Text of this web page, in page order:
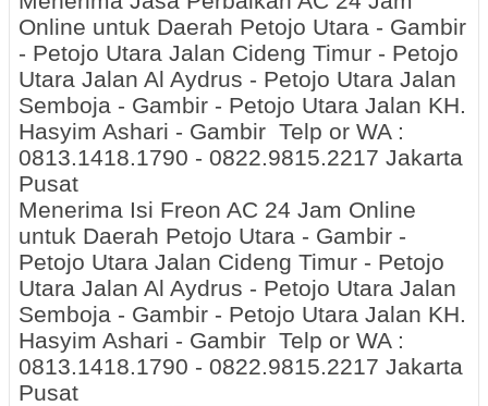
Online untuk Daerah Petojo Utara - Gambir
- Petojo Utara Jalan Cideng Timur - Petojo
Utara Jalan Al Aydrus - Petojo Utara Jalan
Semboja - Gambir - Petojo Utara Jalan KH.
Hasyim Ashari - Gambir Telp or WA :
0813.1418.1790 - 0822.9815.2217 Jakarta
Pusat
Menerima Isi Freon AC 24 Jam Online
untuk Daerah Petojo Utara - Gambir -
Petojo Utara Jalan Cideng Timur - Petojo
Utara Jalan Al Aydrus - Petojo Utara Jalan
Semboja - Gambir - Petojo Utara Jalan KH.
Hasyim Ashari - Gambir Telp or WA :
0813.1418.1790 - 0822.9815.2217 Jakarta
Pusat